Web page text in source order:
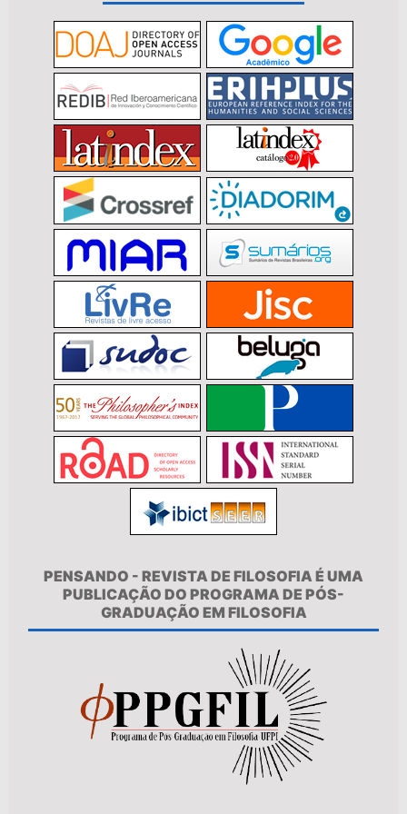
PENSANDO - REVISTA DE FILOSOFIA É UMA
PUBLICAÇÃO DO PROGRAMA DE PÓS-
GRADUAÇÃO EM FILOSOFIA